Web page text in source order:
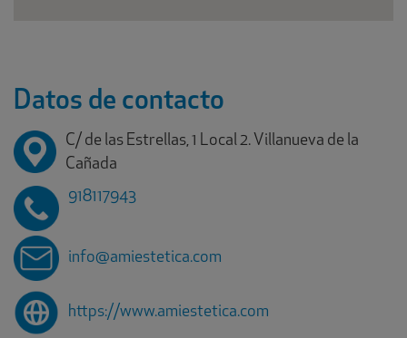
Datos de contacto
C/ de las Estrellas, 1 Local 2. Villanueva de la
Cañada
918117943
info@amiestetica.com
https://www.amiestetica.com